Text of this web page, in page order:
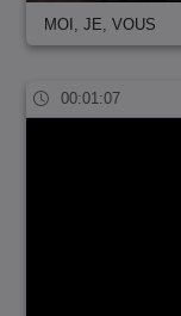
MOI, JE, VOUS
00:01:07